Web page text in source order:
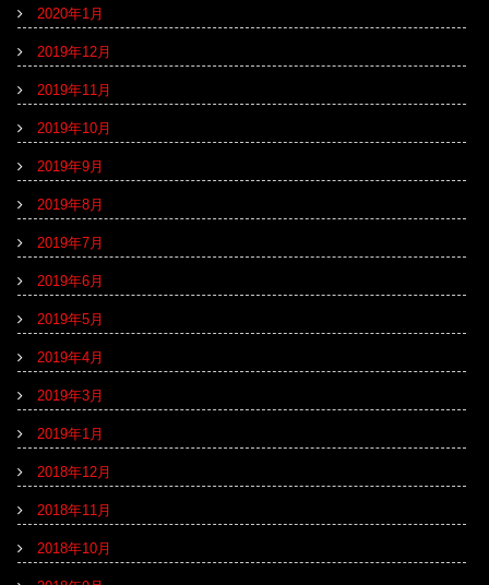
2020年1月
2019年12月
2019年11月
2019年10月
2019年9月
2019年8月
2019年7月
2019年6月
2019年5月
2019年4月
2019年3月
2019年1月
2018年12月
2018年11月
2018年10月